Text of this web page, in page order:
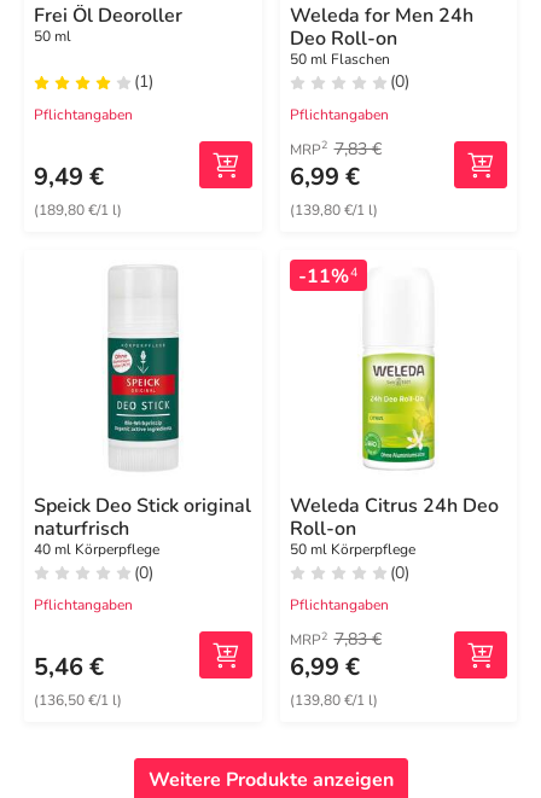
Frei Öl Deoroller
50 ml
(1)
Pflichtangaben
9,49 €
(189,80 €/1 l)
Weleda for Men 24h
Deo Roll-on
50 ml Flaschen
(0)
Pflichtangaben
MRP2 7,83 €
6,99 €
(139,80 €/1 l)
Speick Deo Stick original
naturfrisch
40 ml Körperpflege
(0)
Pflichtangaben
5,46 €
(136,50 €/1 l)
-11%4
Weleda Citrus 24h Deo
Roll-on
50 ml Körperpflege
(0)
Pflichtangaben
MRP2 7,83 €
6,99 €
(139,80 €/1 l)
Weitere Produkte anzeigen